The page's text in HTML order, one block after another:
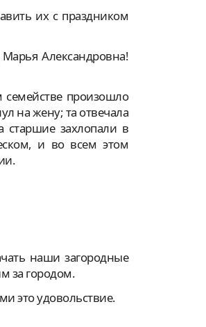
их с праздником
Александровна!
произошло
на жену; та отвечала
захлопали в
и во всем этом
наши загородные
за городом.
это удовольствие.